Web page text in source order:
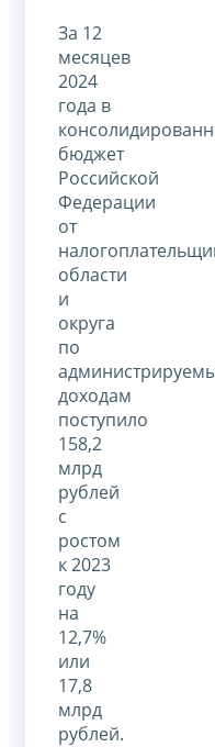
За 12
месяцев
2024
года в
бюджет
Российской
Федерации
от
области
и
округа
по
доходам
поступило
158,2
млрд
рублей
с
ростом
к 2023
году
на
12,7%
или
17,8
млрд
рублей.